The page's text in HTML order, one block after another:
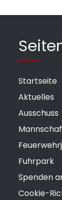
Startseite
Aktuelles
Ausschuss
Fuhrpark
Spenden
Cookie-